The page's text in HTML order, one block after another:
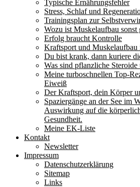
Typische Ernährungsfehler
Stress, Schlaf und
Trainingsplan zur
Wozu ist Muskelaufbau sonst
Erfolg braucht Kontrolle
Kraftsport und Muskelaufbau
Du bist krank, dann kuriere
Was sind pflanzliche
Meine turboschnellen Top-
Eiweiß
Der Kraftsport, dein Körper
Spaziergänge an der See im
Auswirkung auf die
Gesundheit.
Meine EK-Liste
Kontakt
Newsletter
Impressum
Datenschutzerklärung
Sitemap
Links